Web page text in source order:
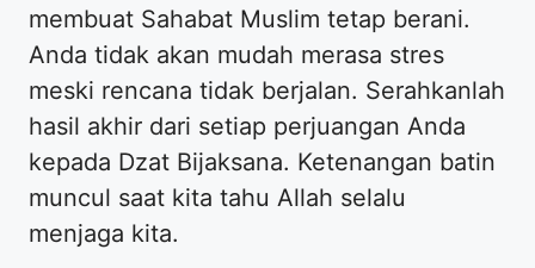
membuat Sahabat Muslim tetap berani.
Anda tidak akan mudah merasa stres
meski rencana tidak berjalan. Serahkanlah
hasil akhir dari setiap perjuangan Anda
kepada Dzat Bijaksana. Ketenangan batin
muncul saat kita tahu Allah selalu
menjaga kita.